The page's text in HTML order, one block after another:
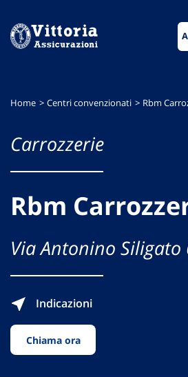
menu
contenuto
footer
Home Centri convenzionati Rbm
Carrozzerie
Rbm
Via Antonino Siligato
Indicazioni
Chiama ora